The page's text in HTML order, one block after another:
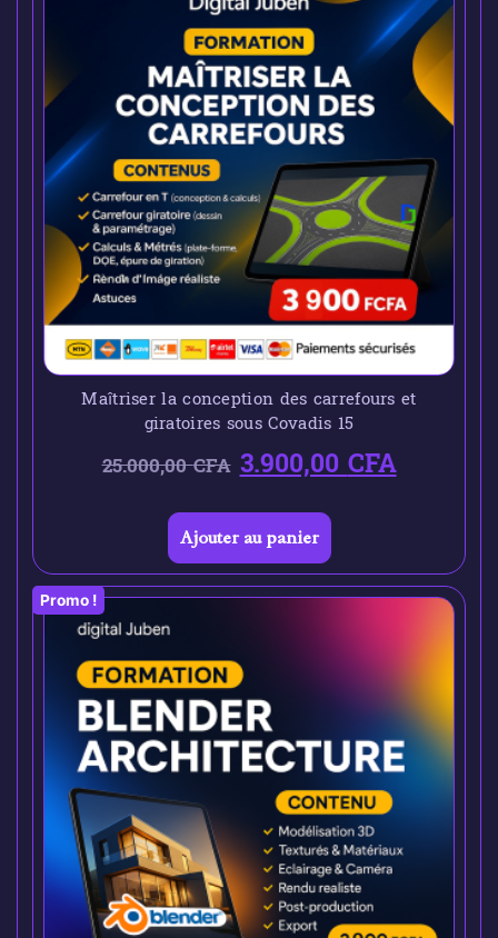
Maîtriser la conception des carrefours et
giratoires sous Covadis 15
25.000,00CFA 3.900,00CFA
Ajouter au panier
Promo !